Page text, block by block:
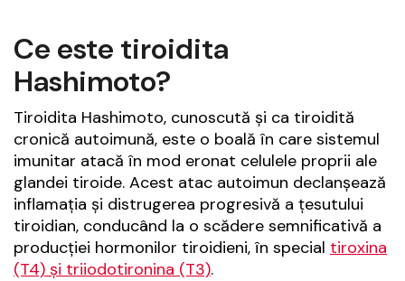
Ce este tiroidita
Hashimoto?
Tiroidita Hashimoto, cunoscută și ca tiroidită
cronică autoimună, este o boală în care sistemul
imunitar atacă în mod eronat celulele proprii ale
glandei tiroide. Acest atac autoimun declanșează
inflamația și distrugerea progresivă a țesutului
tiroidian, conducând la o scădere semnificativă a
producției hormonilor tiroidieni, în special tiroxina
(T4) și triiodotironina (T3).